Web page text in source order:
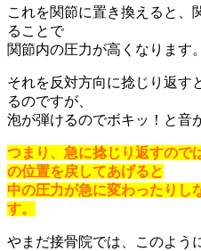
これを関節に置き換えると、
ることで
関節内の圧力が高くなります。
それを反対方向に捻じり返す
るのですが、
泡が弾けるのでボキッ！と音
つまり、急に捻じり返すので
の位置を戻してあげると
中の圧力が急に変わったりし
す。
やまだ接骨院では、このよう